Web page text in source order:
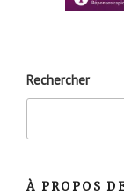
Rechercher
À PROPOS